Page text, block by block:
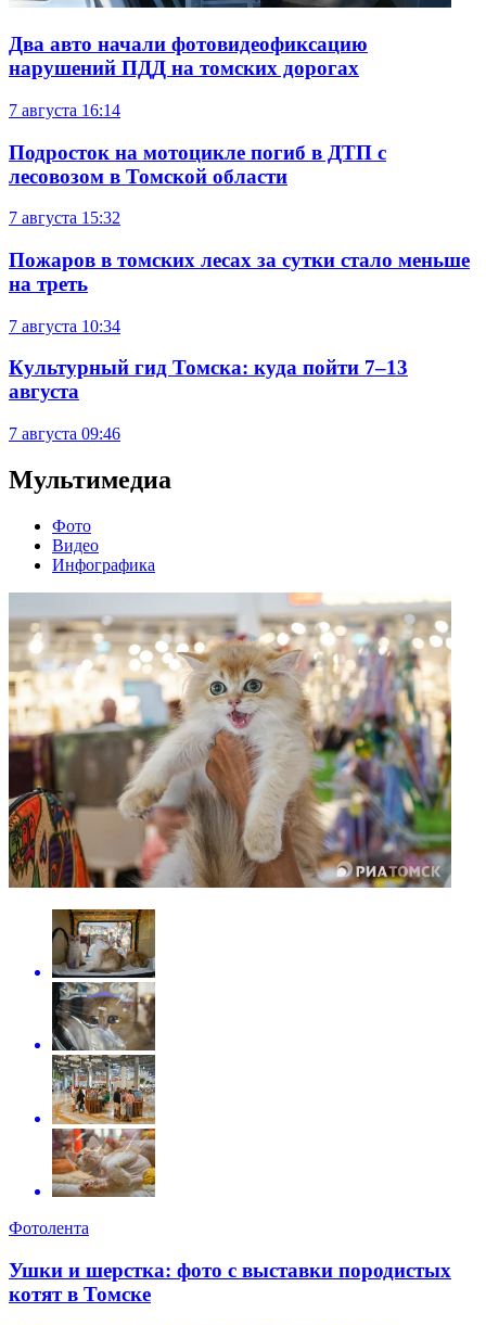
Два авто начали фотовидеофиксацию
нарушений ПДД на томских дорогах
7 августа 16:14
Подросток на мотоцикле погиб в ДТП с
лесовозом в Томской области
7 августа 15:32
Пожаров в томских лесах за сутки стало меньше
на треть
7 августа 10:34
Культурный гид Томска: куда пойти 7–13
августа
7 августа 09:46
Мультимедиа
Фото
Видео
Инфографика
Фотолента
Ушки и шерстка: фото с выставки породистых
котят в Томске